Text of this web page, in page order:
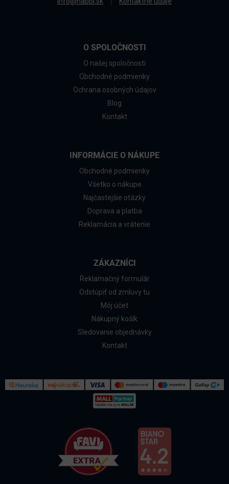
O SPOLOČNOSTI
O našej spoločnosti
Obchodné podmienky
Ochrana osobných údajov
Blog
Kontakt
INFORMÁCIE O NÁKUPE
Obchodné podmienky
Všetko o nákupe
Najčastejšie otázky
Doprava a platba
Reklamácia a vrátenie
ZÁKAZNÍCI
Reklamačný formulár
Odstúpiť od zmluvy tu
Môj účet
Nákupný košík
Sledovanie objednávky
Kontakt